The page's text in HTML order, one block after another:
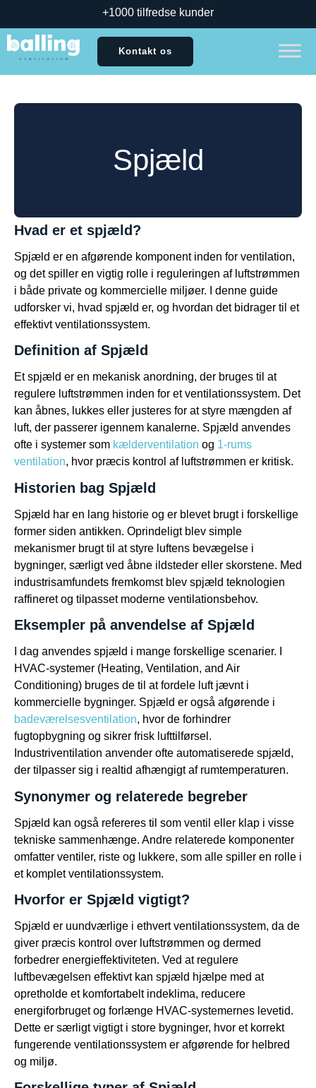
+1000 tilfredse kunder
Kontakt os
Spjæld
Hvad er et spjæld?
Spjæld er en afgørende komponent inden for ventilation,
og det spiller en vigtig rolle i reguleringen af luftstrømmen
i både private og kommercielle miljøer. I denne guide
udforsker vi, hvad spjæld er, og hvordan det bidrager til et
effektivt ventilationssystem.
Definition af Spjæld
Et spjæld er en mekanisk anordning, der bruges til at
regulere luftstrømmen inden for et ventilationssystem. Det
kan åbnes, lukkes eller justeres for at styre mængden af
luft, der passerer igennem kanalerne. Spjæld anvendes
ofte i systemer som kælderventilation og 1-rums
ventilation, hvor præcis kontrol af luftstrømmen er kritisk.
Historien bag Spjæld
Spjæld har en lang historie og er blevet brugt i forskellige
former siden antikken. Oprindeligt blev simple
mekanismer brugt til at styre luftens bevægelse i
bygninger, særligt ved åbne ildsteder eller skorstene. Med
industrisamfundets fremkomst blev spjæld teknologien
raffineret og tilpasset moderne ventilationsbehov.
Eksempler på anvendelse af Spjæld
I dag anvendes spjæld i mange forskellige scenarier. I
HVAC-systemer (Heating, Ventilation, and Air
Conditioning) bruges de til at fordele luft jævnt i
kommercielle bygninger. Spjæld er også afgørende i
badeværelsesventilation, hvor de forhindrer
fugtopbygning og sikrer frisk lufttilførsel.
Industriventilation anvender ofte automatiserede spjæld,
der tilpasser sig i realtid afhængigt af rumtemperaturen.
Synonymer og relaterede begreber
Spjæld kan også refereres til som ventil eller klap i visse
tekniske sammenhænge. Andre relaterede komponenter
omfatter ventiler, riste og lukkere, som alle spiller en rolle i
et komplet ventilationssystem.
Hvorfor er Spjæld vigtigt?
Spjæld er uundværlige i ethvert ventilationssystem, da de
giver præcis kontrol over luftstrømmen og dermed
forbedrer energieffektiviteten. Ved at regulere
luftbevægelsen effektivt kan spjæld hjælpe med at
opretholde et komfortabelt indeklima, reducere
energiforbruget og forlænge HVAC-systemernes levetid.
Dette er særligt vigtigt i store bygninger, hvor et korrekt
fungerende ventilationssystem er afgørende for helbred
og miljø.